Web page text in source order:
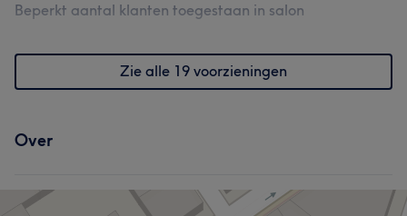
Beperkt aantal klanten toegestaan in salon
Zie alle 19 voorzieningen
Over